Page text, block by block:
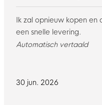
30 jun. 2026
Ik zal opnieuw kopen en
een snelle levering.
Automatisch vertaald